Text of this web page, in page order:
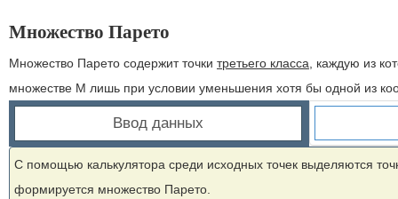
Множество Парето
Множество Парето содержит точки третьего класса , каждую из
множестве М лишь при условии уменьшения хотя бы одной из
Ввод данных
С помощью калькулятора среди исходных точек выделяются
формируется множество Парето.